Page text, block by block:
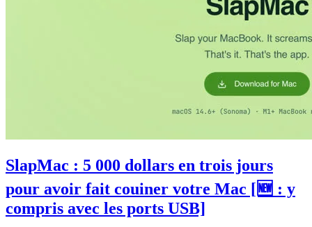
SlapMac : 5 000 dollars en trois jours
pour avoir fait couiner votre Mac [🆕 : y
compris avec les ports USB]